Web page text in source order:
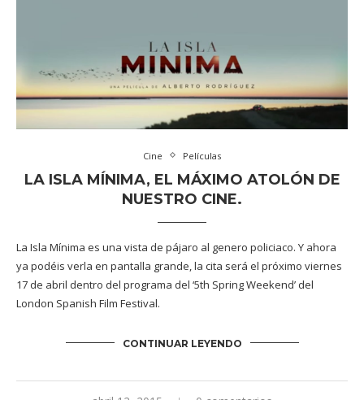
Cine Películas
LA ISLA MÍNIMA, EL MÁXIMO ATOLÓN DE
NUESTRO CINE.
La Isla Mínima es una vista de pájaro al genero policiaco. Y ahora
ya podéis verla en pantalla grande, la cita será el próximo viernes
17 de abril dentro del programa del ‘5th Spring Weekend’ del
London Spanish Film Festival.
CONTINUAR LEYENDO